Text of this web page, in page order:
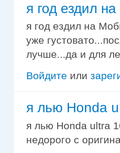
я год ездил
я год ездил на
уже
лучше...да и для
Войдите или
я лью Honda
я лью Honda ultra
недорого с